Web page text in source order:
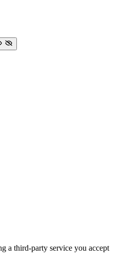
a third-party service you accept